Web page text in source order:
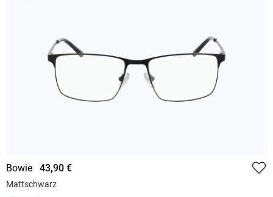
Bowie 43,90 €
Mattschwarz